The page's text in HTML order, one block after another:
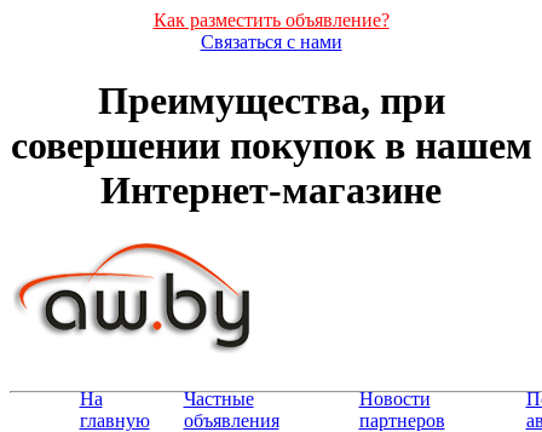
Как разместить объявление?
Связаться с нами
Преимущества, при
совершении покупок в нашем
Интернет-магазине
На
главную
Частные
объявления
Новости
партнеров